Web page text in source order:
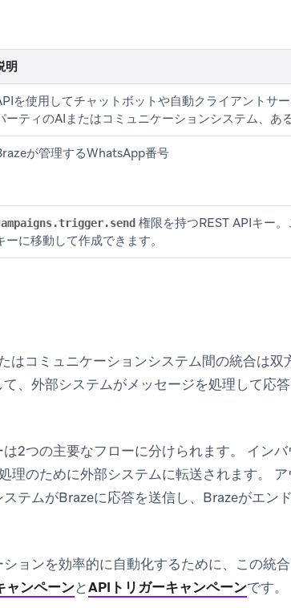
明
を使用してチャットボットや自動クライアントサ
ーティのAIまたはコミュニケーションシステム、あ
が管理するWhatsApp番号
権限を持つREST APIキー
ーに移動して作成できます。
はコミュニケーションシステム間の統合は
て、外部システムがメッセージを処理して応
2つの主要なフローに分けられます。 インバ
理のために外部システムに転送されます。
テムがBrazeに応答を送信し、Brazeがエン
ョンを効率的に自動化するために、この統
ャンペーンとAPIトリガーキャンペーンです。